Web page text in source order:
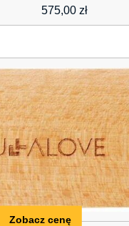
575,00 zł
Zobacz cenę